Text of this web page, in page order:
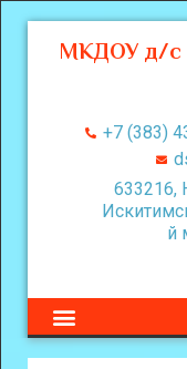
МКДОУ д/с
+7 (383)
633216,
й